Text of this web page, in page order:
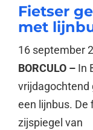
Fietser
met
16 september
BORCULO – In
vrijdagochtend
een lijnbus. De
zijspiegel van